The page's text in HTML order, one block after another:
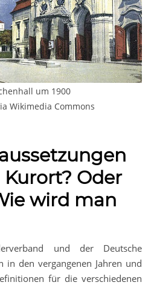
um 1900
Wikimedia Commons
Oder
wird man
und der Deutsche
in den vergangenen Jahren und
für die verschiedenen